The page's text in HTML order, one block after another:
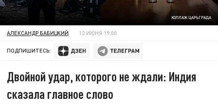
КОЛЛАЖ ЦАРЬГРАДА
АЛЕКСАНДР БАБИЦКИЙ 12 ИЮНЯ 19:00
ПОДПИШИТЕСЬ:
Двойной удар, которого не ждали: Индия
сказала главное слово